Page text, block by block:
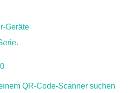
Geräte
QR-Code-Scanner suchen